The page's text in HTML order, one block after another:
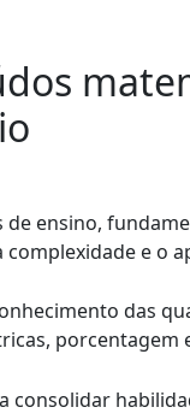
de ensino,
e o
das
porcentagem
consolidar